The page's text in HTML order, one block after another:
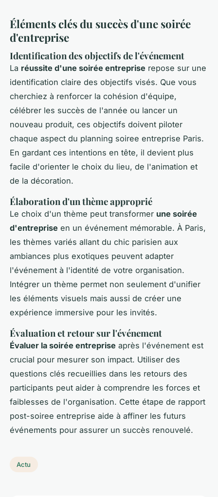
Éléments clés du succès d'une soirée
d'entreprise
Identification des objectifs de l'événement
La réussite d'une soirée entreprise repose sur une
identification claire des objectifs visés. Que vous
cherchiez à renforcer la cohésion d'équipe,
célébrer les succès de l'année ou lancer un
nouveau produit, ces objectifs doivent piloter
chaque aspect du planning soiree entreprise Paris.
En gardant ces intentions en tête, il devient plus
facile d'orienter le choix du lieu, de l'animation et
de la décoration.
Élaboration d'un thème approprié
Le choix d'un thème peut transformer une soirée
d'entreprise en un événement mémorable. À Paris,
les thèmes variés allant du chic parisien aux
ambiances plus exotiques peuvent adapter
l'événement à l'identité de votre organisation.
Intégrer un thème permet non seulement d'unifier
les éléments visuels mais aussi de créer une
expérience immersive pour les invités.
Évaluation et retour sur l'événement
Évaluer la soirée entreprise après l'événement est
crucial pour mesurer son impact. Utiliser des
questions clés recueillies dans les retours des
participants peut aider à comprendre les forces et
faiblesses de l'organisation. Cette étape de rapport
post-soiree entreprise aide à affiner les futurs
événements pour assurer un succès renouvelé.
Actu